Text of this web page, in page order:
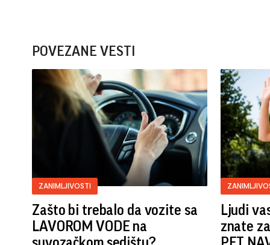
POVEZANE VESTI
ZANIMLJIVOSTI
Zašto bi trebalo da vozite sa
LAVOROM VODE na
Ljudi
znate